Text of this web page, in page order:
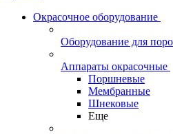
Окрасочное оборудование
Оборудование для
Аппараты окрасочные
Поршневые
Мембранные
Шнековые
Еще